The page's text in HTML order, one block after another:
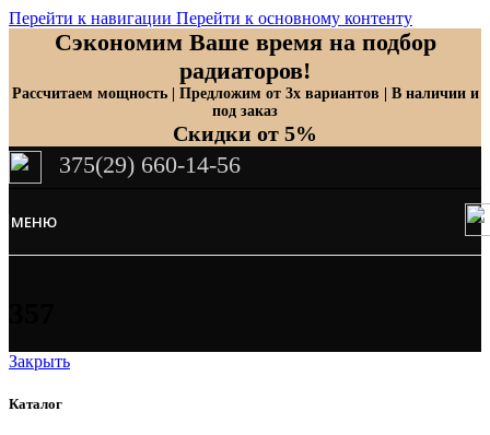
Перейти к навигации Перейти к основному контенту
Сэкономим Ваше время на подбор
радиаторов!
Рассчитаем мощность | Предложим от 3х вариантов | В наличии и
под заказ
Скидки от 5%
375(29) 660-14-56
МЕНЮ
Закрыть
Каталог